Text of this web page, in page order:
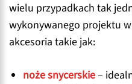
wielu przypadkach tak
wykonywanego projektu
akcesoria takie jak:
noże snycerskie–